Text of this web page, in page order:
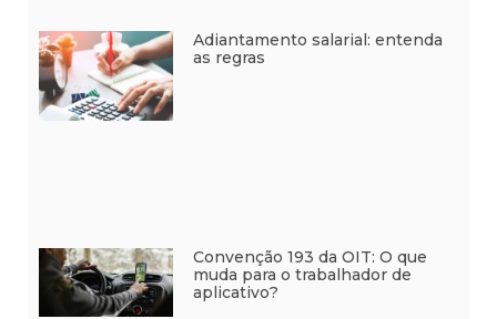
Adiantamento salarial: entenda
as regras
Convenção 193 da OIT: O que
muda para o trabalhador de
aplicativo?